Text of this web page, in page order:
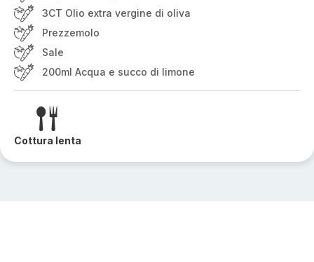
3CT Olio extra vergine di oliva
Prezzemolo
Sale
200ml Acqua e succo di limone
Cottura lenta